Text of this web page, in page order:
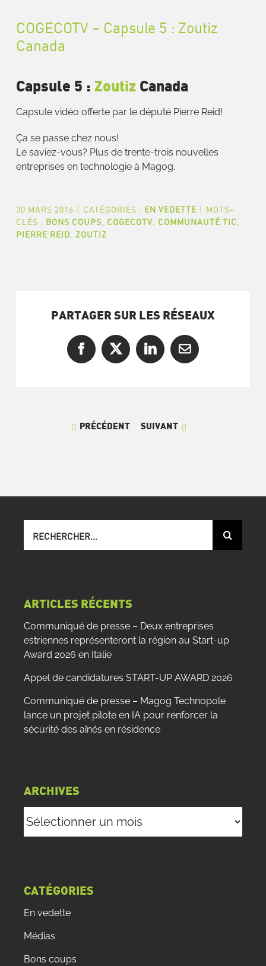
COGECOTV – Capsule 5 : Zoutiz
Canada
Capsule 5 : ZoutizCanada
Capsule vidéo offerte par le député Pierre Reid!
Ça se passe chez nous!
Le saviez-vous? Plus de trente-trois nouvelles
entreprises en technologie à Magog.
30 MARS 2016 | CATÉGORIES : EN VEDETTE | MOTS-
CLÉS : BONS COUPS COGECOTV COMMUNAUTÉ TIC
PIERRE REID
ZOUTIZ
PARTAGER SUR LES RÉSEAUX
Facebook
X LinkedInCourriel
PRÉCÉDENT SUIVANT
sur
ARTICLES RÉCENTS
Communiqué de presse – Deux entreprises
estriennes représenteront la région au Start-up
Award 2026 en Italie
Appel de candidatures START-UP AWARD 2026
Communiqué de presse – Magog Technopole
lance un projet pilote en IA pour renforcer la
sécurité des aînés en résidence
ARCHIVES
CATÉGORIES
En vedette
Médias
Bons coups